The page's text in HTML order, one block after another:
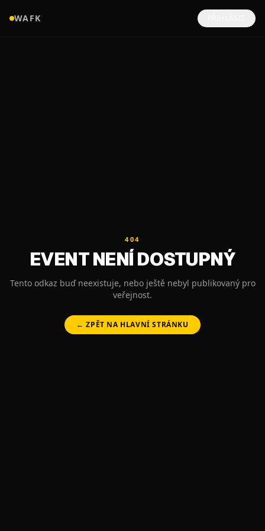
WAFK
404
EVENT NENÍ DOSTUPNÝ
Tento odkaz buď neexistuje, nebo ještě nebyl publikovaný pro
veřejnost.
← ZPĚT NA HLAVNÍ STRÁNKU